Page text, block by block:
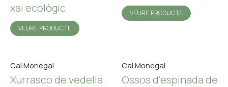
xai ecològic
VEURE PRODUCTE
VEURE PRODUCTE
Cal Monegal
Xurrasco de vedella
Cal Monegal
Ossos d'espinada de